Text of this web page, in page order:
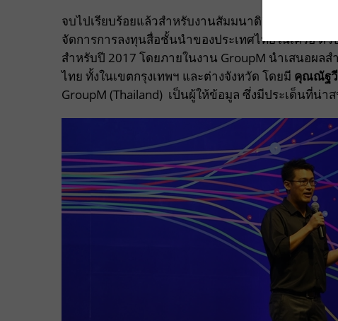
จบไปเรียบร้อยแล้วสำหรับงานสัมมนาดิจิตอลภายใต้ชื่อ
จัดการการลงทุนสื่อชั้นนำของประเทศไทยในเครือ ดั
สำหรับปี 2017 โดยภายในงาน GroupM นำเสนอผล
ไทย ทั้งในเขตกรุงเทพฯ และต่างจังหวัด โดยมี คุณณัฐ
GroupM (Thailand) เป็นผู้ให้ข้อมูล ซึ่งมีประเด็นที่น่า